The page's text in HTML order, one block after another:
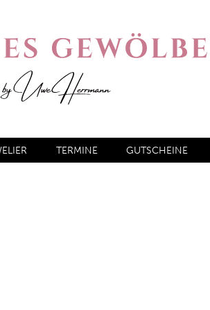
TERMINE GUTSCHEINE